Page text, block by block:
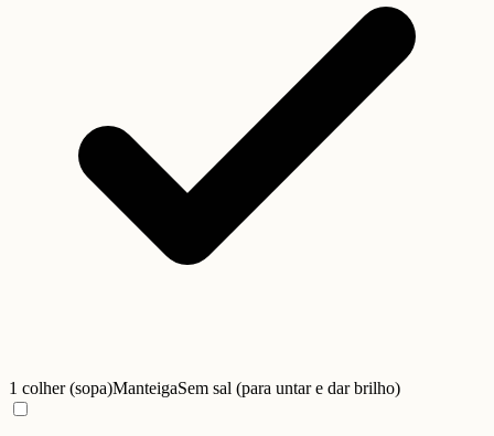
1 colher (sopa)ManteigaSem sal (para untar e dar brilho)